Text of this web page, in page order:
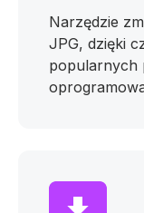
Narzędzie
JPG, dzięki
popularnych